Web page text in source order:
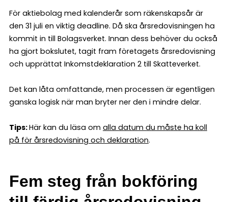
För aktiebolag med kalenderår som räkenskapsår är
den 31 juli en viktig deadline. Då ska årsredovisningen ha
kommit in till Bolagsverket. Innan dess behöver du också
ha gjort bokslutet, tagit fram företagets årsredovisning
och upprättat Inkomstdeklaration 2 till Skatteverket.
Det kan låta omfattande, men processen är egentligen
ganska logisk när man bryter ner den i mindre delar.
Tips:Här kan du läsa om alla datum du måste ha koll
på för årsredovisning och deklaration.
Fem steg från bokföring